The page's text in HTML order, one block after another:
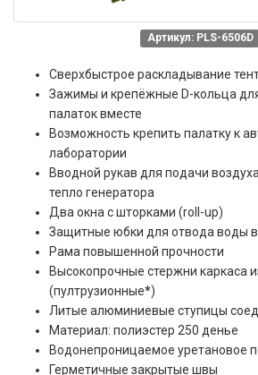
Артикул: PLS-6506D
Сверхбыстрое раскладывание
Зажимы и крепёжные D-кольца
палаток вместе
Возможность крепить палатку к
лаборатории
Вводной рукав для подачи
тепло генератора
Два окна с шторками (roll-up)
Защитные юбки для отвода воды
Рама повышенной прочности
Высокопрочные стержни каркаса
(пултрузионные*)
Литые алюминиевые ступицы
Материал: полиэстер 250 денье
Водонепроницаемое уретановое
Герметичные закрытые швы